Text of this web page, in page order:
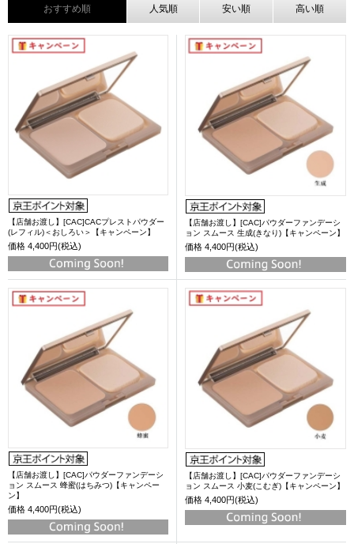
おすすめ順 人気順 安い順 高い順
【店舗お渡し】[CAC]CACプレストパウダー
(レフィル)＜おしろい＞【キャンペーン】
価格 4,400円(税込)
【店舗お渡し】[CAC]パウダーファンデーシ
ョン スムース 生成(きなり)【キャンペーン】
価格 4,400円(税込)
【店舗お渡し】[CAC]パウダーファンデーシ
ョン スムース 蜂蜜(はちみつ)【キャンペー
ン】
価格 4,400円(税込)
【店舗お渡し】[CAC]パウダーファンデーシ
ョン スムース 小麦(こむぎ)【キャンペーン】
価格 4,400円(税込)